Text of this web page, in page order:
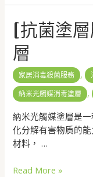
[抗菌塗
層
家居消毒殺菌服務 ,
納米光觸媒消毒塗層 ,
納米光觸媒塗層是
化分解有害物质的
材料， …
Read More »